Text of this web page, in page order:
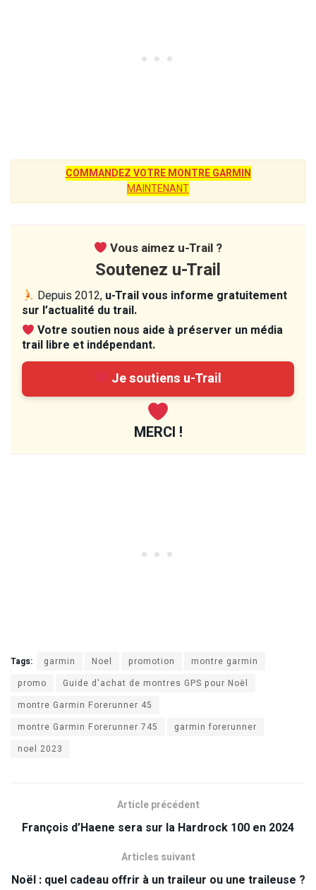
COMMANDEZ VOTRE MONTRE GARMIN
MAINTENANT
Vous aimez u-Trail ?
Soutenez u-Trail
Depuis 2012, u-Trail vous informe gratuitement
sur l’actualité du trail.
Votre soutien nous aide à préserver un média
trail libre et indépendant.
Je soutiens u-Trail
MERCI !
Tags: garmin Noel promotion
montre garmin
promo
Guide d'achat de montres GPS pour Noël
montre Garmin Forerunner 45
montre Garmin Forerunner 745
garmin forerunner
noel 2023
Article précédent
François d’Haene sera sur la Hardrock 100 en 2024
Articles suivant
Noël : quel cadeau offrir à un traileur ou une traileuse ?